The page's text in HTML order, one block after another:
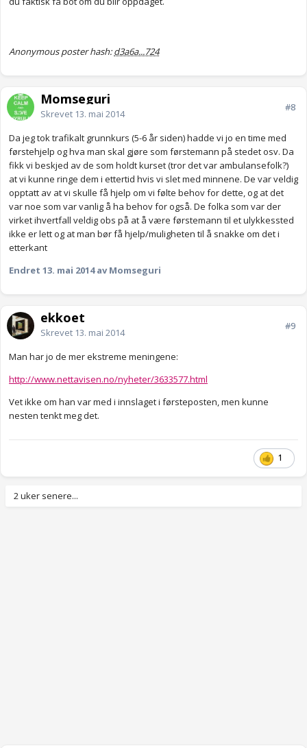
Anonymous poster hash:d3a6a...724
Momseguri
Skrevet 13. mai 2014
#8
Da jeg tok trafikalt grunnkurs (5-6 år siden) hadde vi jo en time med
førstehjelp og hva man skal gjøre som førstemann på stedet osv. Da
fikk vi beskjed av de som holdt kurset (tror det var ambulansefolk?)
at vi kunne ringe dem i ettertid hvis vi slet med minnene. De var veldig
opptatt av at vi skulle få hjelp om vi følte behov for dette, og at det
var noe som var vanlig å ha behov for også. De folka som var der
virket ihvertfall veldig obs på at å være førstemann til et ulykkessted
ikke er lett og at man bør få hjelp/muligheten til å snakke om det i
etterkant
Endret 13. mai 2014av Momseguri
ekkoet
Skrevet 13. mai 2014
#9
Man har jo de mer ekstreme meningene:
http://www.nettavisen.no/nyheter/3633577.html
Vet ikke om han var med i innslaget i førsteposten, men kunne
nesten tenkt meg det.
1
2 uker senere...